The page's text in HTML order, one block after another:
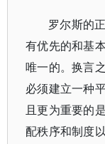
罗尔斯的
有优先的和基
唯一的。换言
必须建立一种
且更为重要的
配秩序和制度